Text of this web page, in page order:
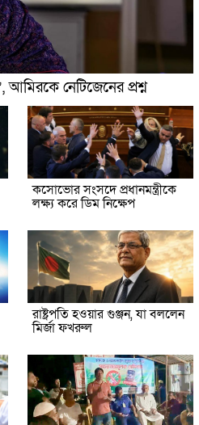
আমিরকে নেটিজেনের প্রশ্ন
কসোভোর সংসদে প্রধানমন্ত্রীকে
লক্ষ্য করে ডিম নিক্ষেপ
রাষ্ট্রপতি হওয়ার গুঞ্জন, যা বললেন
মির্জা ফখরুল